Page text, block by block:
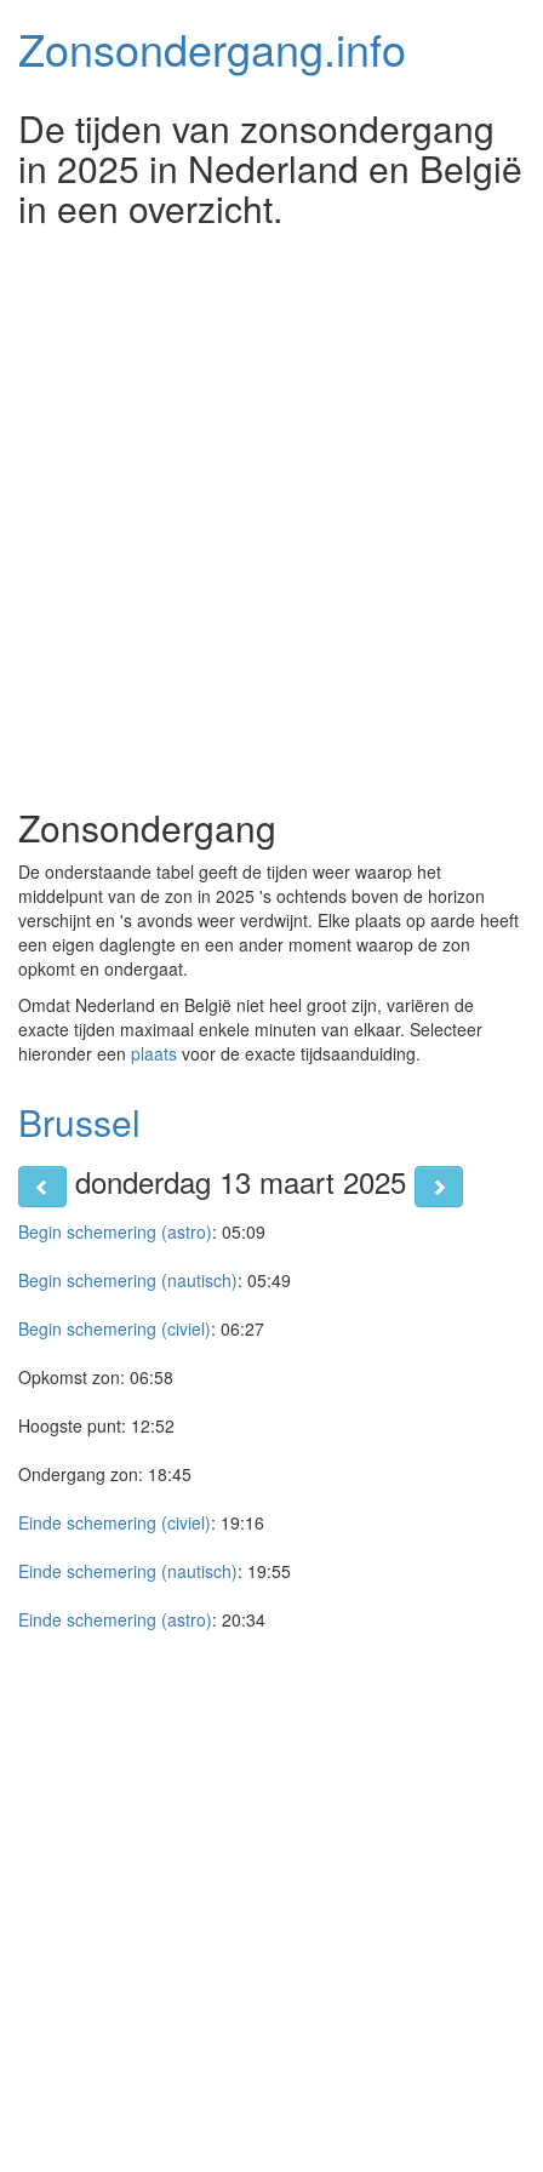
Zonsondergang.info
De tijden van zonsondergang
in 2025 in Nederland en België
in een overzicht.
Zonsondergang
De onderstaande tabel geeft de tijden weer waarop het
middelpunt van de zon in 2025 's ochtends boven de horizon
verschijnt en 's avonds weer verdwijnt. Elke plaats op aarde heeft
een eigen daglengte en een ander moment waarop de zon
opkomt en ondergaat.
Omdat Nederland en België niet heel groot zijn, variëren de
exacte tijden maximaal enkele minuten van elkaar. Selecteer
hieronder een plaats voor de exacte tijdsaanduiding.
Brussel
donderdag 13 maart 2025
Begin schemering (astro): 05:09
Begin schemering (nautisch): 05:49
Begin schemering (civiel): 06:27
Opkomst zon: 06:58
Hoogste punt: 12:52
Ondergang zon: 18:45
Einde schemering (civiel): 19:16
Einde schemering (nautisch): 19:55
Einde schemering (astro): 20:34